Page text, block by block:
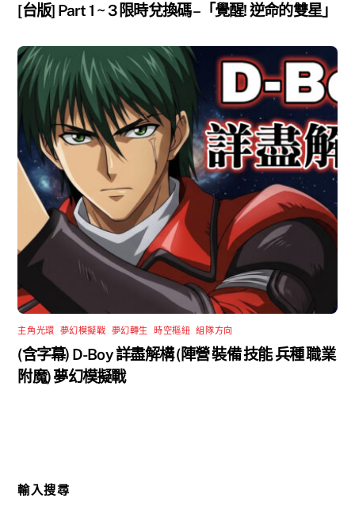
[台版] Part 1 ~ 3 限時兌換碼 –「覺醒! 逆命的雙星」
主角光環 夢幻模擬戰 夢幻轉生 時空樞紐 ,組隊方向
(含字幕) D-Boy 詳盡解構 (陣營 裝備 技能 兵種 職業
附魔) 夢幻模擬戰
輸入搜尋